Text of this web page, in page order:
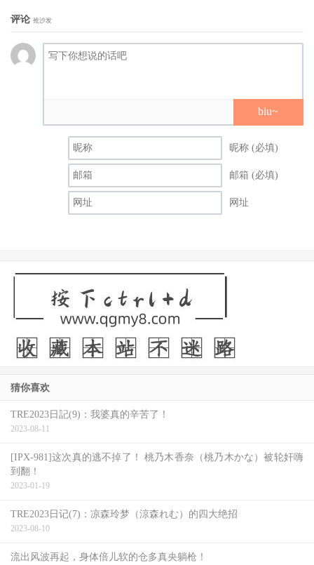
这就不用怀疑了，当然是，我大概是二月的时候知道有这个
计划的，但也不是多么神通广大，而是要约某位S1的女艺人
来摄影会时对方跟我说6月很忙，因为有自己的新作品要
从目前流出的照片来看，应该非常多S1的女艺人收到了动员
令，大家可以从社群流出的合照来拼凑一下演出阵容—如果
讯只有片商能公布，所以经纪公司就算愿意透露也会加一句
评论 抢沙发
biu~
昵称 (必填)
邮箱 (必填)
网址
猜你喜欢
TRE2023日記(9)：我婆真的辛苦了！
2023-08-11
[IPX-981]这次真的逃不掉了！ 桃乃木香奈（桃乃木かな）被轮奸嗨
到翻！
2023-01-19
TRE2023日记(7)：凉森玲梦（涼森れむ）的四大绝招
2023-08-10
流出风波再起，身体倍儿软的仓多真央躺枪！